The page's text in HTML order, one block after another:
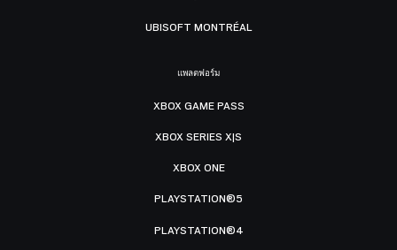
UBISOFT MONTRÉAL
แพลตฟอร์ม
XBOX GAME PASS
XBOX SERIES X|S
XBOX ONE
PLAYSTATION®5
PLAYSTATION®4